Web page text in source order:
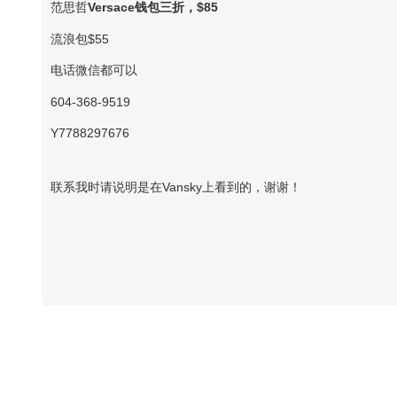
范思哲Versace钱包三折，$85
流浪包$55
电话微信都可以
604-368-9519
Y7788297676
联系我时请说明是在Vansky上看到的，谢谢！